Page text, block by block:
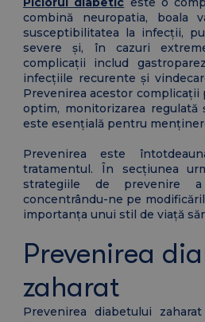
combină neuropatia, boala
susceptibilitatea la infecții,
severe și, în cazuri
complicații includ
infecțiile recurente și
Prevenirea acestor
optim, monitorizarea regulată
este esențială pentru
Prevenirea este
tratamentul. În secțiunea
strategiile de prevenire a
concentrându-ne pe
importanța unui stil de viață
Prevenirea
zaharat
Prevenirea diabetului